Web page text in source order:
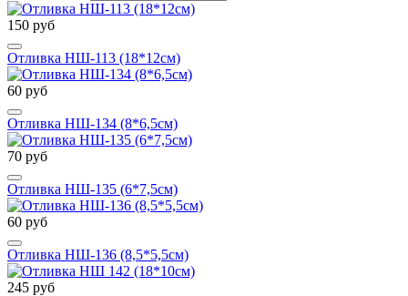
150 руб
Отливка НШ-113 (18*12см)
60 руб
Отливка НШ-134 (8*6,5см)
70 руб
Отливка НШ-135 (6*7,5см)
60 руб
Отливка НШ-136 (8,5*5,5см)
245 руб